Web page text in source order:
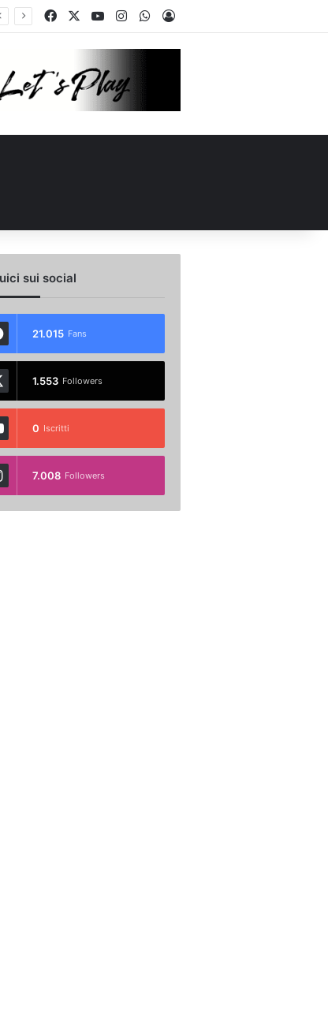
FacebookYou TubeInstagramWhatsApp
Accedi
sui social
21.015 Fans
1.553 Followers
0 Iscritti
7.008 Followers